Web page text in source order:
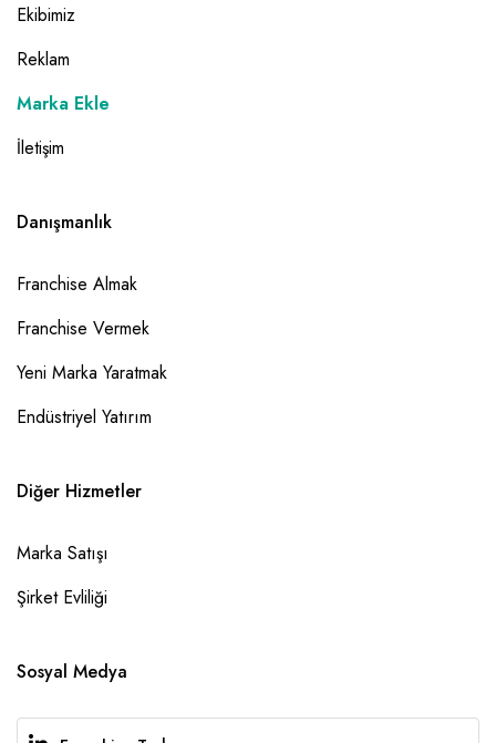
Ekibimiz
Reklam
Marka Ekle
İletişim
Danışmanlık
Franchise Almak
Franchise Vermek
Yeni Marka Yaratmak
Endüstriyel Yatırım
Diğer Hizmetler
Marka Satışı
Şirket Evliliği
Sosyal Medya